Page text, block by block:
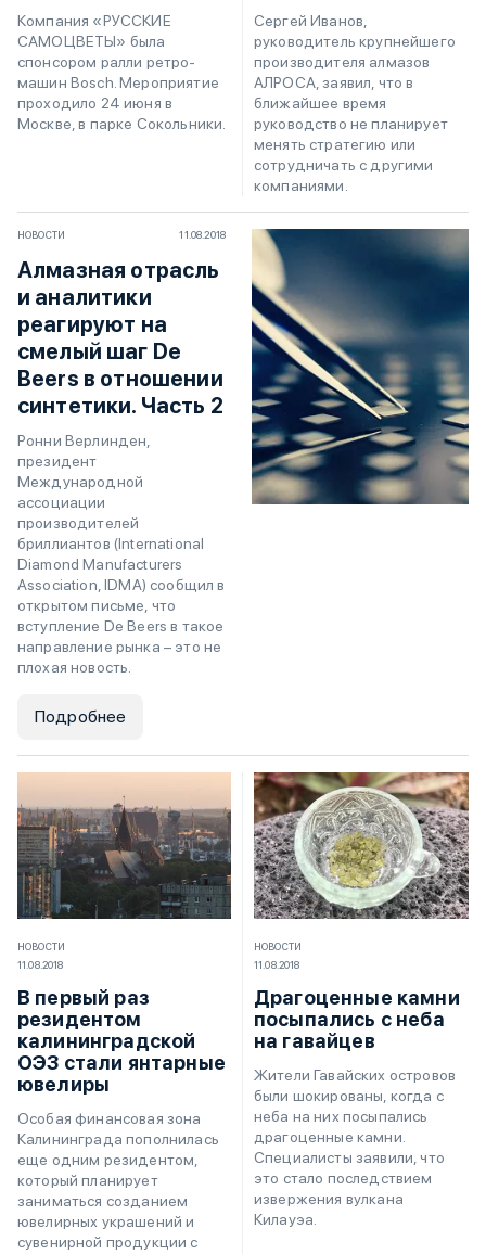
Компания «РУССКИЕ
САМОЦВЕТЫ» была
спонсором ралли ретро-
машин Bosch. Мероприятие
проходило 24 июня в
Москве, в парке Сокольники.
Сергей Иванов,
руководитель крупнейшего
производителя алмазов
АЛРОСА, заявил, что в
ближайшее время
руководство не планирует
менять стратегию или
сотрудничать с другими
компаниями.
НОВОСТИ 11.08.2018
Алмазная отрасль
и аналитики
реагируют на
смелый шаг De
Beers в отношении
синтетики. Часть 2
Ронни Верлинден,
президент
Международной
ассоциации
производителей
бриллиантов (International
Diamond Manufacturers
Association, IDMA) сообщил в
открытом письме, что
вступление De Beers в такое
направление рынка – это не
плохая новость.
Подробнее
НОВОСТИ
11.08.2018
В первый раз
резидентом
калининградской
ОЭЗ стали янтарные
ювелиры
Особая финансовая зона
Калининграда пополнилась
еще одним резидентом,
который планирует
заниматься созданием
ювелирных украшений и
сувенирной продукции с
НОВОСТИ
11.08.2018
Драгоценные камни
посыпались с неба
на гавайцев
Жители Гавайских островов
были шокированы, когда с
неба на них посыпались
драгоценные камни.
Специалисты заявили, что
это стало последствием
извержения вулкана
Килауэа.